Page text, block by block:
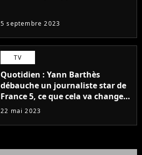
5 septembre 2023
TV
Quotidien : Yann Barthès
débauche un journaliste star de
France 5, ce que cela va changer
à la rentrée
22 mai 2023